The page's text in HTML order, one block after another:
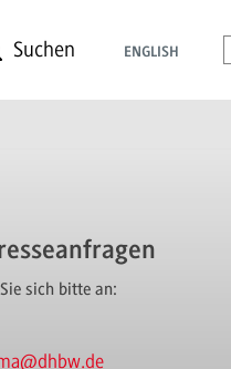
Suchen ENGLISH
sich bitte an:
@dhbw.de